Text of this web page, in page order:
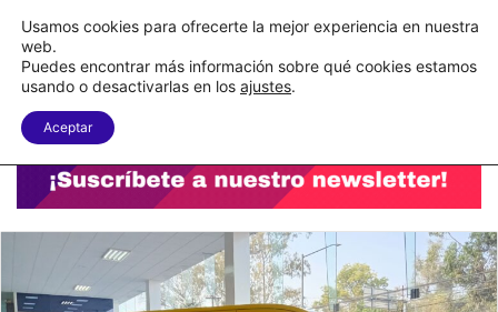
C&A México completa la implementación de su WMS en la nube
Menu
Usamos cookies para ofrecerte la mejor experiencia en nuestra
web.
Puedes encontrar más información sobre qué cookies estamos
usando o desactivarlas en los ajustes.
Aceptar